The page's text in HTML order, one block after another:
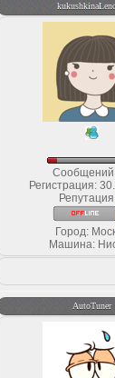
Регистрация:
Город:
Машина:
AutoTuner